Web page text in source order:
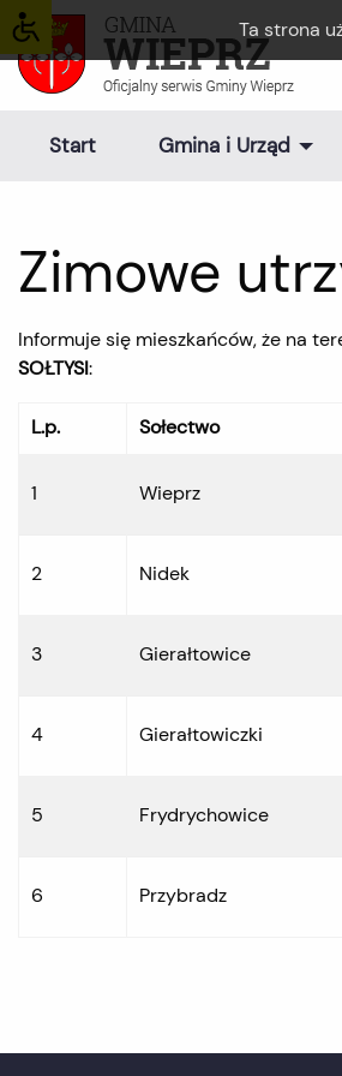
Ta strona
Start Gmina i Urząd
Zimowe
Informuje się mieszkańców, że na
SOŁTYSI:
L.p. Sołectwo
1 Wieprz
2 Nidek
3 Gierałtowice
4 Gierałtowiczki
5 Frydrychowice
6 Przybradz